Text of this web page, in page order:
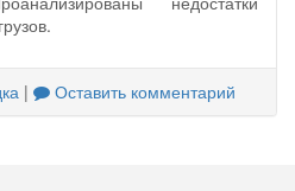
| Оставить комментарий